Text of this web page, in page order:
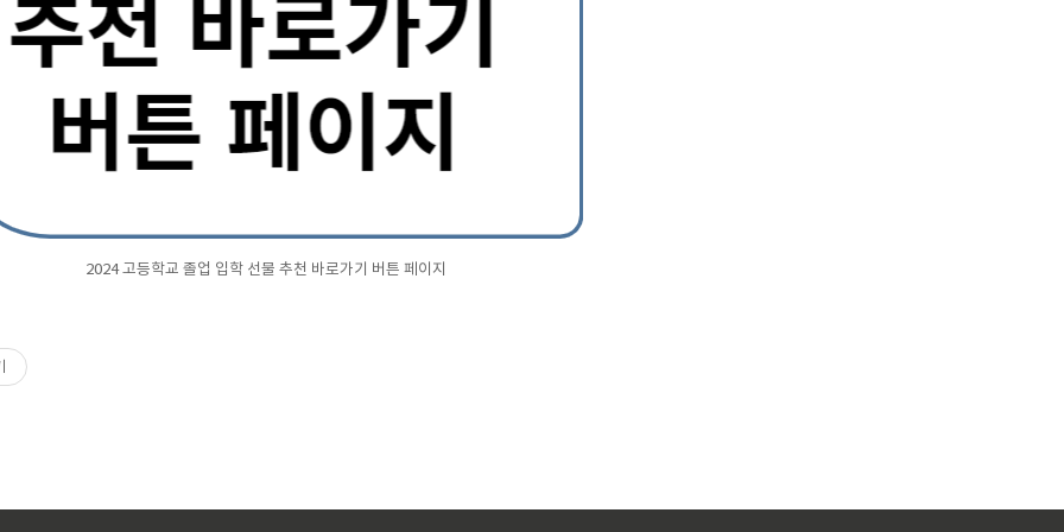
2024 고등학교 졸업 입학 선물 추천 바로가기 버튼 페이지